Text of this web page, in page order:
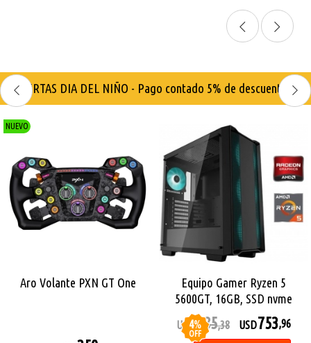
OFERTAS DIA DEL NIÑO - Pago contado 5% de descuento !!!
NUEVO
Aro Volante PXN GT One
Equipo Gamer Ryzen 5
5600GT, 16GB, SSD nvme
512GB, Gráficos Radeon
4%
OFF
USD785,38 USD753,96